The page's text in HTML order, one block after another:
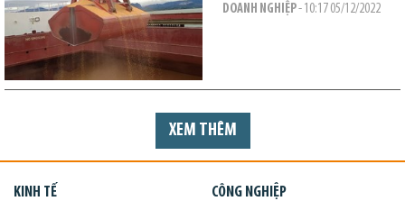
DOANH NGHIỆP- 10:17 05/12/2022
XEM THÊM
KINH TẾ CÔNG NGHIỆP